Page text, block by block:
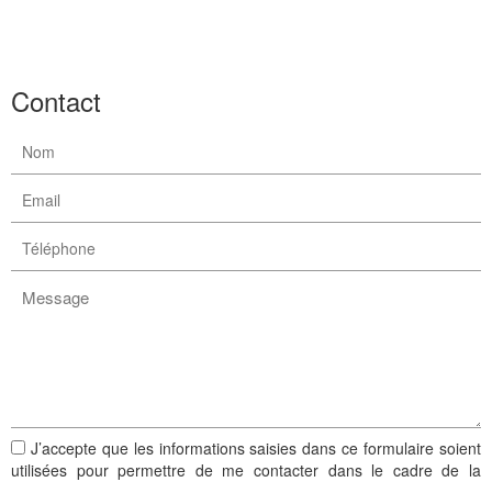
Construction maison
Contact
J’accepte que les informations saisies dans ce formulaire soient
utilisées pour permettre de me contacter dans le cadre de la